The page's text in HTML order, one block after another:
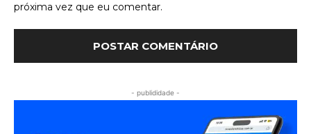
próxima vez que eu comentar.
- publididade -